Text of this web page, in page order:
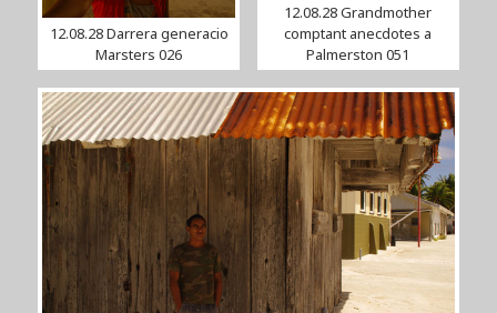
12.08.28 Darrera generacio
Marsters 026
12.08.28 Grandmother
comptant anecdotes a
Palmerston 051